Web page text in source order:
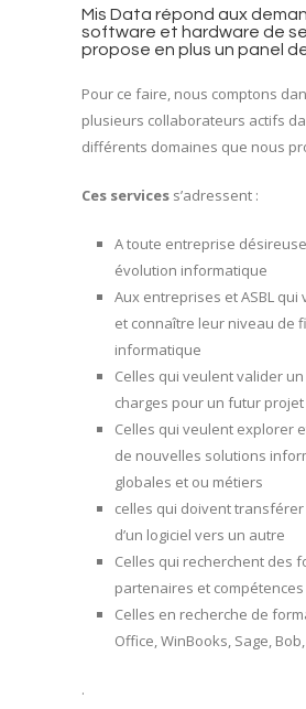
Mis Data répond aux
software et hardware de
propose en plus un panel
Pour ce faire, nous comptons
plusieurs collaborateurs actifs
différents domaines que nous
Ces services s’adressent :
A toute entreprise désireuse
évolution informatique
Aux entreprises et ASBL qui
et connaître leur niveau de
informatique
Celles qui veulent valider
charges pour un futur projet
Celles qui veulent explorer
de nouvelles solutions
globales et ou métiers
celles qui doivent
d’un logiciel vers un autre
Celles qui recherchent des
partenaires et
Celles en recherche de
Office, WinBooks, Sage,
.